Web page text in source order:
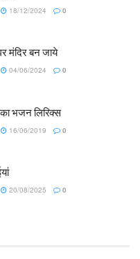
18/12/2024 0
मंदिर बन जाये
04/06/2024 0
का भजन लिरिक्स
16/06/2019 0
20/08/2025 0